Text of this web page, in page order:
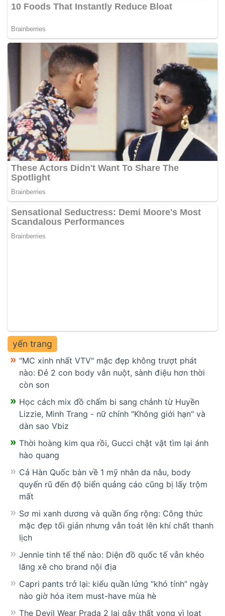
yến trang
"MC xinh nhất VTV" mặc đẹp không trượt phát
nào: Đẻ 2 con body vẫn nuột, sành điệu hơn thời
còn son
Học cách mix đồ chấm bi sang chảnh từ Huyền
Lizzie, Minh Trang - nữ chính "Không giới hạn" và
dàn sao Vbiz
Thời hoàng kim qua rồi, Gucci chật vật tìm lại ánh
hào quang
Cả Hàn Quốc bàn về 1 mỹ nhân da nâu, body
quyến rũ đến độ biển quảng cáo cũng bị lấy trộm
mất
Sơ mi xanh dương và quần ống rộng: Công thức
mặc đẹp tối giản nhưng vẫn toát lên khí chất thanh
lịch
Jennie tinh tế thế nào: Diện đồ quốc tế vẫn khéo
lăng xê cho brand nội địa
Capri pants trở lại: kiểu quần lửng “khó tính” ngày
nào giờ hóa item must-have mùa hè
The Devil Wear Prada 2 lại gây thất vọng vì loạt